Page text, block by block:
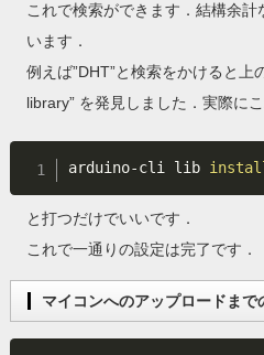
これで検索ができます．結構余
います．
例えば”DHT”と検索をかけると上
library” を発見しました．実際に
arduino-cli lib
と打つだけでいいです．
これで一通りの設定は完了です．
マイコンへのアップロードまで